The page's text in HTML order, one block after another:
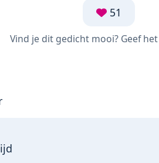
51
Vind je dit gedicht mooi? Geef